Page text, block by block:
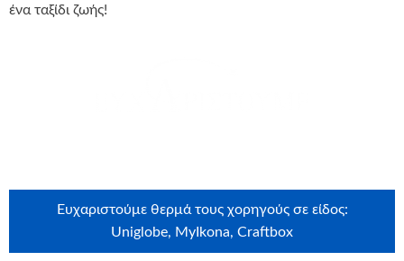
ένα ταξίδι ζωής!
Ευχαριστούμε θερμά τους χορηγούς σε είδος:
Uniglobe, MyIkona, Craftbox